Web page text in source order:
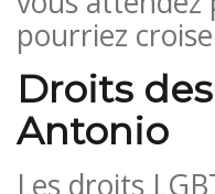
pourriez
Droits
Antonio
Les droits